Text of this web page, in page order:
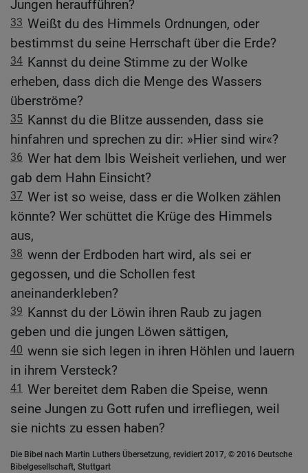
Jungen heraufführen?
33 Weißt du des Himmels Ordnungen, oder
bestimmst du seine Herrschaft über die Erde?
34 Kannst du deine Stimme zu der Wolke
erheben, dass dich die Menge des Wassers
überströme?
35 Kannst du die Blitze aussenden, dass sie
hinfahren und sprechen zu dir: »Hier sind wir«?
36 Wer hat dem Ibis Weisheit verliehen, und wer
gab dem Hahn Einsicht?
37 Wer ist so weise, dass er die Wolken zählen
könnte? Wer schüttet die Krüge des Himmels
aus,
38 wenn der Erdboden hart wird, als sei er
gegossen, und die Schollen fest
aneinanderkleben?
39 Kannst du der Löwin ihren Raub zu jagen
geben und die jungen Löwen sättigen,
40 wenn sie sich legen in ihren Höhlen und lauern
in ihrem Versteck?
41 Wer bereitet dem Raben die Speise, wenn
seine Jungen zu Gott rufen und irrefliegen, weil
sie nichts zu essen haben?
Die Bibel nach Martin Luthers Übersetzung, revidiert 2017, © 2016 Deutsche
Bibelgesellschaft, Stuttgart